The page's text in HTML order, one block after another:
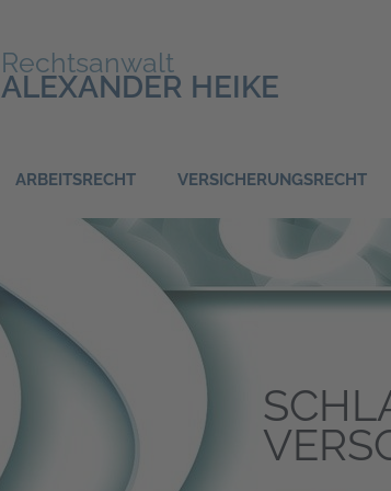
Rechtsanwalt
ALEXANDER HEIKE
ARBEITSRECHT VERSICHERUNGSRECHT